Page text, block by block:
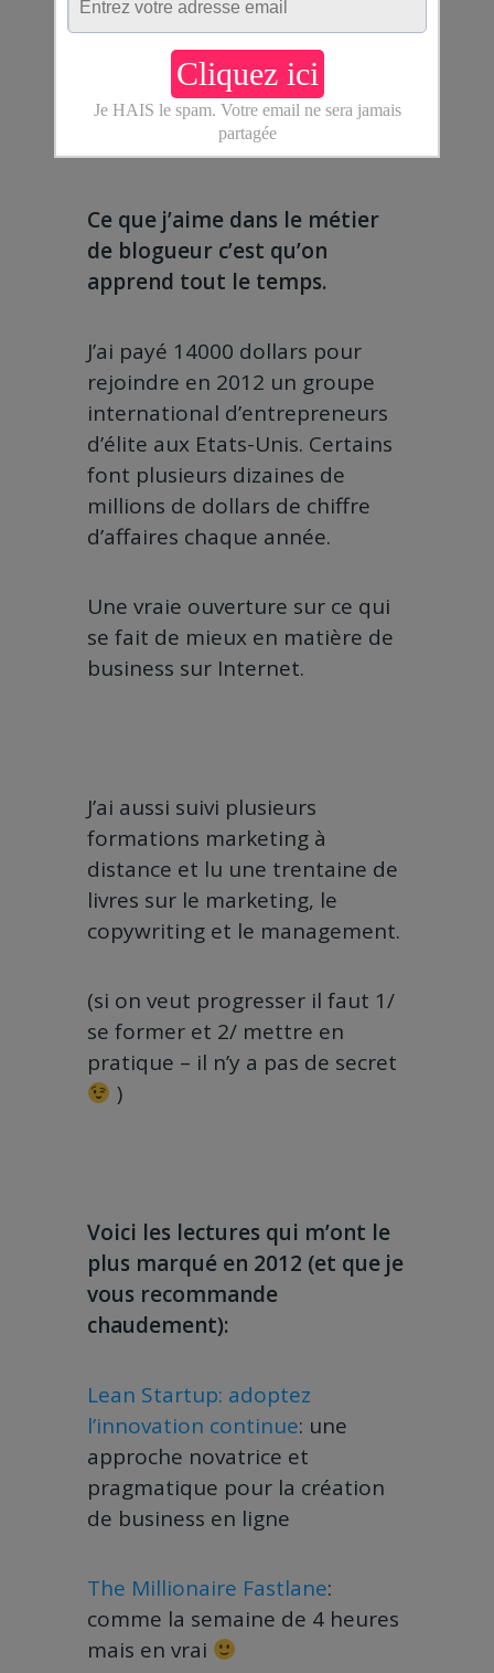
apprendre
(vous êtes sans doute pareil !)
Ce que j’aime dans le métier
de blogueur c’est qu’on
apprend tout le temps.
J’ai payé 14000 dollars pour
rejoindre en 2012 un groupe
international d’entrepreneurs
d’élite aux Etats-Unis. Certains
font plusieurs dizaines de
millions de dollars de chiffre
d’affaires chaque année.
Une vraie ouverture sur ce qui
se fait de mieux en matière de
business sur Internet.
J’ai aussi suivi plusieurs
formations marketing à
distance et lu une trentaine de
livres sur le marketing, le
copywriting et le management.
(si on veut progresser il faut 1/
se former et 2/ mettre en
pratique – il n’y a pas de secret
)
Voici les lectures qui m’ont le
plus marqué en 2012 (et que je
vous recommande
chaudement):
Lean Startup: adoptez
l’innovation continue: une
approche novatrice et
pragmatique pour la création
de business en ligne
The Millionaire Fastlane:
comme la semaine de 4 heures
mais en vrai